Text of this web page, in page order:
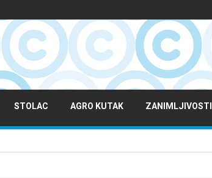
STOLAC AGRO KUTAK ZANIMLJIVOSTI